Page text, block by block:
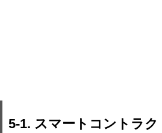
5-1. スマートコントラ